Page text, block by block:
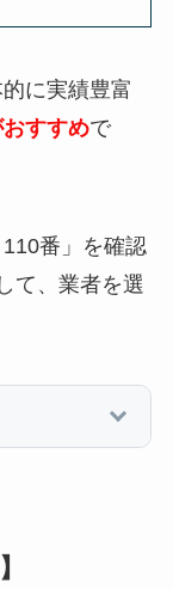
に実績豊富
すすめで
番」を確認
て、業者を選